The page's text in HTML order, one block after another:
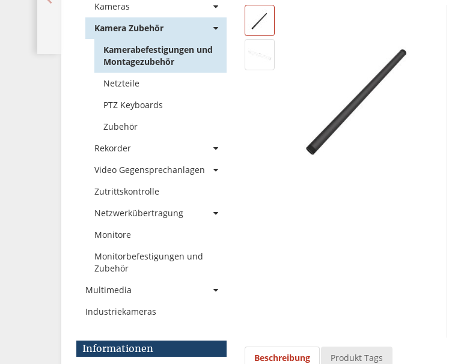
Beschreibung Produkt Tags
Kameras
Kamera Zubehör
Kamerabefestigungen und
Montagezubehör
Netzteile
PTZ Keyboards
Zubehör
Rekorder
Video Gegensprechanlagen
Zutrittskontrolle
Netzwerkübertragung
Monitore
Monitorbefestigungen und
Zubehör
Multimedia
Industriekameras
Informationen